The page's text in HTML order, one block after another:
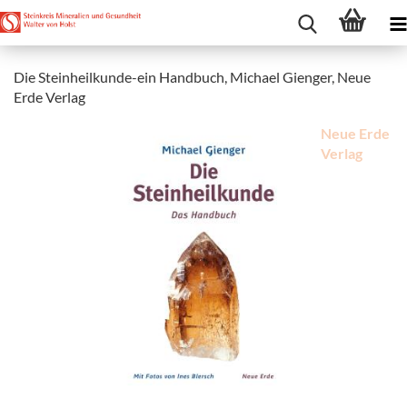
Die Steinheilkunde-ein Handbuch, Michael Gienger, Neue
Erde Verlag
Neue Erde
Verlag